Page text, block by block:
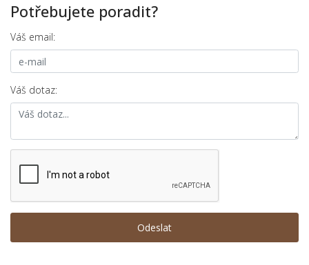
Potřebujete poradit?
Váš email:
Váš dotaz: